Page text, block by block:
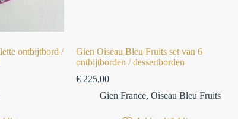
ontbijtbord /
Gien Oiseau Bleu Fruits set van 6
ontbijtborden / dessertborden
€ 225,00
Gien France, Oiseau Bleu Fruits